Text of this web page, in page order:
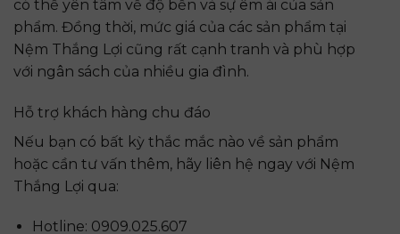
có thể yên tâm về độ bền và sự êm ái của sản
phẩm. Đồng thời, mức giá của các sản phẩm tại
Nệm Thắng Lợi cũng rất cạnh tranh và phù hợp
với ngân sách của nhiều gia đình.
Hỗ trợ khách hàng chu đáo
Nếu bạn có bất kỳ thắc mắc nào về sản phẩm
hoặc cần tư vấn thêm, hãy liên hệ ngay với Nệm
Thắng Lợi qua:
Hotline: 0909.025.607